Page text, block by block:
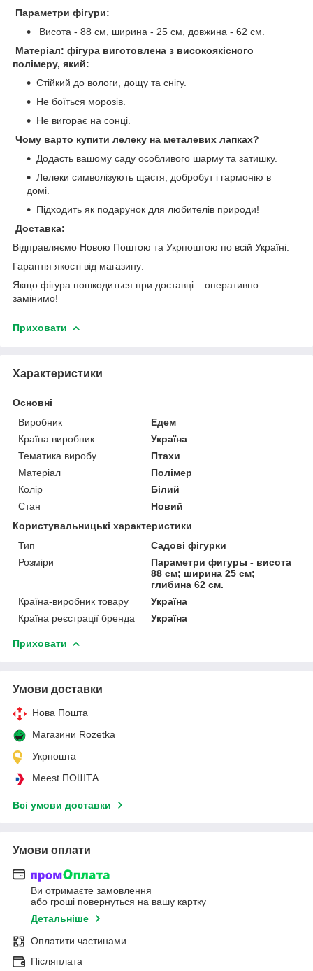
Параметри фігури:
Висота - 88 см, ширина - 25 см, довжина - 62 см.
Матеріал: фігура виготовлена з високоякісного
полімеру, який:
Стійкий до вологи, дощу та снігу.
Не боїться морозів.
Не вигорає на сонці.
Чому варто купити лелеку на металевих лапках?
Додасть вашому саду особливого шарму та затишку.
Лелеки символізують щастя, добробут і гармонію в
домі.
Підходить як подарунок для любителів природи!
Доставка:
Відправляємо Новою Поштою та Укрпоштою по всій Україні.
Гарантія якості від магазину:
Якщо фігура пошкодиться при доставці – оперативно
замінимо!
Приховати
Характеристики
Основні
Виробник
Едем
Країна виробник
Україна
Тематика виробу
Птахи
Матеріал
Полімер
Колір
Білий
Стан
Новий
Користувальницькі характеристики
Тип
Садові фігурки
Розміри
Параметри фигуры - висота
88 см; ширина 25 см;
глибина 62 см.
Країна-виробник товару
Україна
Країна реєстрації бренда
Україна
Приховати
Умови доставки
Нова Пошта
Магазини Rozetka
Укрпошта
Meest ПОШТА
Всі умови доставки
Умови оплати
Ви отримаєте замовлення
або гроші повернуться на вашу картку
Детальніше
Оплатити частинами
Післяплата